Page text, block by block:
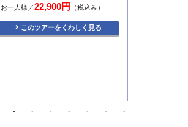
（税込み）
しく見る